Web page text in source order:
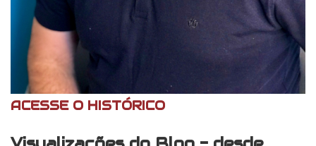
ACESSE O HISTÓRICO